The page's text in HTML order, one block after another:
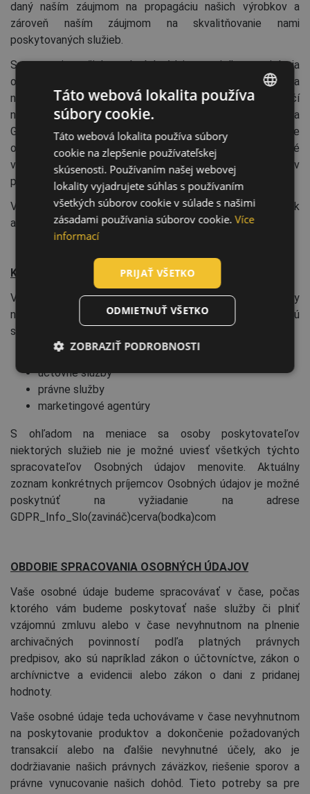
daný naším záujmom na propagáciu našich výrobkov a
zároveň naším záujmom na skvalitňovanie nami
poskytovaných služieb.
Spracovanie vašich osobných údajov s cieľom zasielania
obchodných oznamov môžete kedykoľvek odmietnuť a
nebude to mať vplyv na naše iné vzájomné vzťahy. Stačí
nám zaslať e-mail s príslušnou žiadosťou na
GDPR_Info_Slo@cerva.com alebo na adresu, z ktorej ste
od nás dostali obchodné oznámenie, prípadne sa je možné
vylúčiť z rozosielania pomocou odhlasovacieho odkazu v
päte každého newslettera.
Vaše osobné údaje nebudú použité na účely akéhokoľvek
automatizovaného rozhodovania vrátane profilovania.
KTO MÁ K VAŠIM OSOBNÝM ÚDAJOM PRÍSTUP
Vaše Osobné údaje pre nás v rámci zvyšovania kvality
našich služieb a zaisťovania niektorých činností budú
spracovávať spracovatelia, ktorí nám poskytujú
serverové, webové, cloudové alebo IT služby;
účtovné služby
právne služby
marketingové agentúry
S ohľadom na meniace sa osoby poskytovateľov
niektorých služieb nie je možné uviesť všetkých týchto
spracovateľov Osobných údajov menovite. Aktuálny
zoznam konkrétnych príjemcov Osobných údajov je možné
poskytnúť na vyžiadanie na adrese
GDPR_Info_Slo(zavináč)cerva(bodka)com
OBDOBIE SPRACOVANIA OSOBNÝCH ÚDAJOV
Vaše osobné údaje budeme spracovávať v čase, počas
ktorého vám budeme poskytovať naše služby či plniť
vzájomnú zmluvu alebo v čase nevyhnutnom na plnenie
archivačných povinností podľa platných právnych
predpisov, ako sú napríklad zákon o účtovníctve, zákon o
archívnictve a evidencii alebo zákon o dani z pridanej
hodnoty.
Vaše osobné údaje teda uchovávame v čase nevyhnutnom
na poskytovanie produktov a dokončenie požadovaných
transakcií alebo na ďalšie nevyhnutné účely, ako je
dodržiavanie našich právnych záväzkov, riešenie sporov a
právne vynucovanie našich dohôd. Tieto potreby sa pre
CZECH
SLOVAK
ROMANIAN
SPANISH
Táto webová lokalita používa
súbory cookie.
Táto webová lokalita používa súbory
cookie na zlepšenie používateľskej
skúsenosti. Používaním našej webovej
lokality vyjadrujete súhlas s používaním
všetkých súborov cookie v súlade s našimi
zásadami používania súborov cookie. Více
informací
PRIJAŤ VŠETKO
ODMIETNUŤ VŠETKO
ZOBRAZIŤ PODROBNOSTI